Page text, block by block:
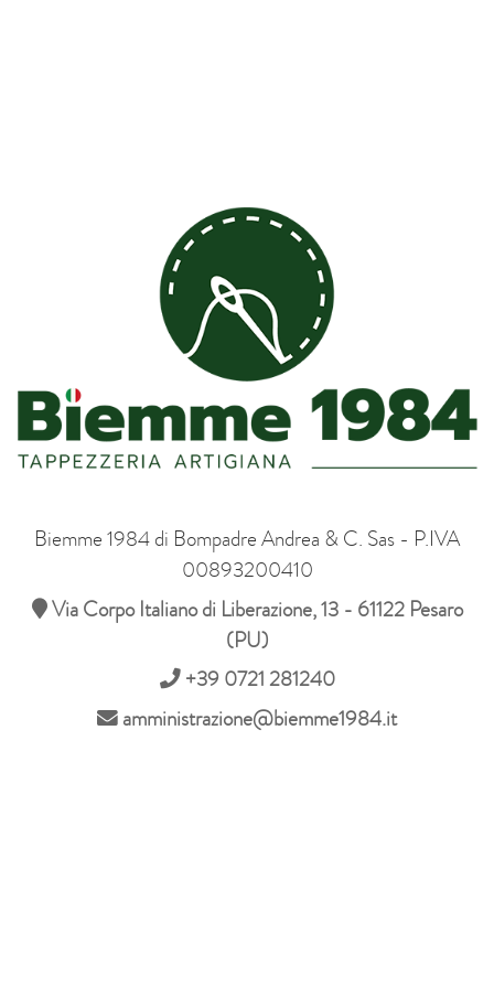
Biemme 1984 di Bompadre Andrea & C. Sas - P.IVA
00893200410
Via Corpo Italiano di Liberazione, 13 - 61122 Pesaro
(PU)
+39 0721 281240
amministrazione@biemme1984.it